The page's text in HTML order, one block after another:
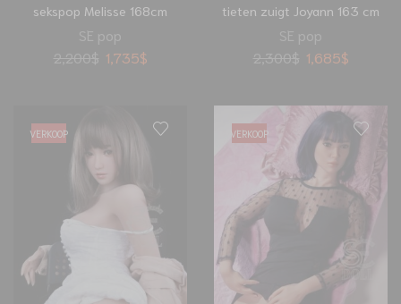
sekspop Melisse 168cm
SE pop
2,200$ 1,735$
tieten zuigt Joyann 163 cm
SE pop
2,300$ 1,685$
VERKOOP VERKOOP